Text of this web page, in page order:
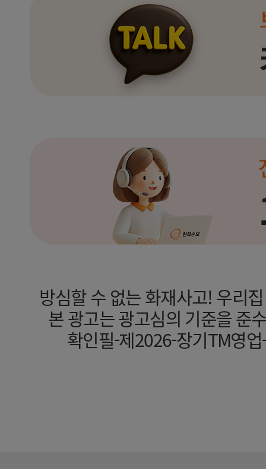
방심할 수 없는 화재사고! 우리
본 광고는 광고심의 기준을 준
확인필-제2026-장기TM영